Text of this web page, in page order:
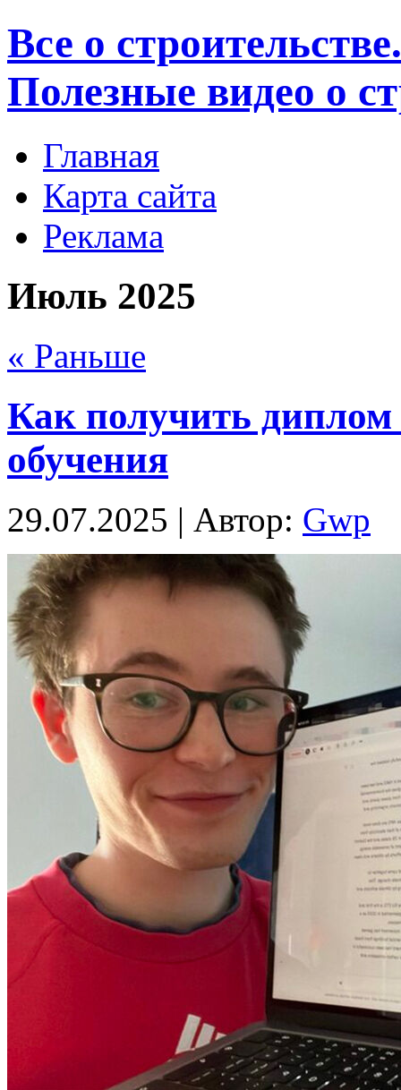
Все о
Полезные видео о
Главная
Карта сайта
Реклама
Июль 2025
« Раньше
Как получить диплом
обучения
29.07.2025 | Автор: Gwp